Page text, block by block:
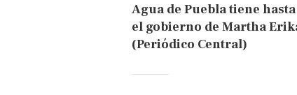
Agua de Puebla tiene
el gobierno de Martha
(Periódico Central)